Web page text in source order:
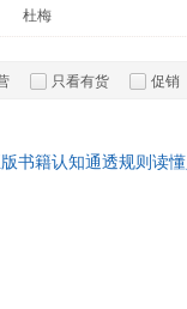
鞋
手
杜梅
只看有货 促销
书籍认知通透规则读